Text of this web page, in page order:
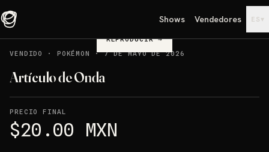
Shows Vendedores ES ▾
REPRODUCIR→
VENDIDO
· POKÉMON ·7 DE MAYO DE 2026
Artículo de Onda
PRECIO FINAL
$20.00 MXN